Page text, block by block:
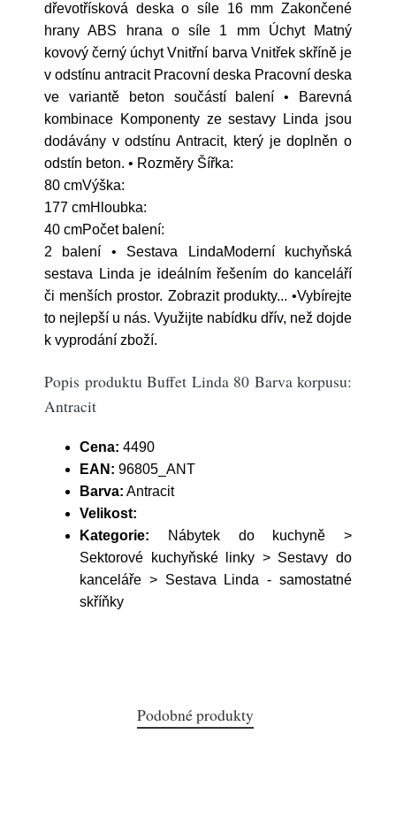
dřevotřísková deska o síle 16 mm Zakončené
hrany ABS hrana o síle 1 mm Úchyt Matný
kovový černý úchyt Vnitřní barva Vnitřek skříně je
v odstínu antracit Pracovní deska Pracovní deska
ve variantě beton součástí balení • Barevná
kombinace Komponenty ze sestavy Linda jsou
dodávány v odstínu Antracit, který je doplněn o
odstín beton. • Rozměry Šířka:
80 cmVýška:
177 cmHloubka:
40 cmPočet balení:
2 balení • Sestava LindaModerní kuchyňská
sestava Linda je ideálním řešením do kanceláří
či menších prostor. Zobrazit produkty... •Vybírejte
to nejlepší u nás. Využijte nabídku dřív, než dojde
k vyprodání zboží.
Popis produktu Buffet Linda 80 Barva korpusu:
Antracit
Cena: 4490
EAN: 96805_ANT
Barva: Antracit
Velikost:
Kategorie: Nábytek do kuchyně >
Sektorové kuchyňské linky > Sestavy do
kanceláře > Sestava Linda - samostatné
skříňky
Podobné produkty